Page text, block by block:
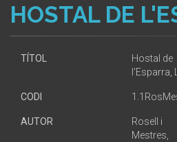
HOSTAL DE
TÍTOL
Hostal de
l'Esparra,
CODI
AUTOR
Rosell i
Mestres,